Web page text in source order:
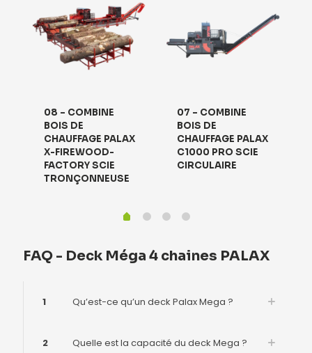
08 – COMBINE
BOIS DE
CHAUFFAGE PALAX
X-FIREWOOD-
FACTORY SCIE
TRONÇONNEUSE
07 – COMBINE
BOIS DE
CHAUFFAGE PALAX
C1000 PRO SCIE
CIRCULAIRE
FAQ - Deck Méga 4 chaines PALAX
1 Qu’est-ce qu’un deck Palax Mega ?
2 Quelle est la capacité du deck Mega ?